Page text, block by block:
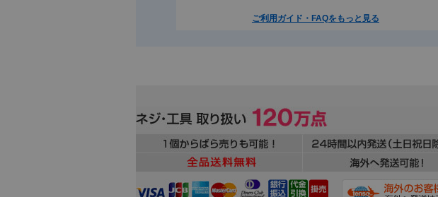
ご利用ガイド・FAQをもっと見る